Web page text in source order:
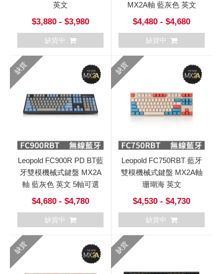
英文
$3,880 - $3,980
缺貨中
MX2A軸 藍灰色 英文
$4,480 - $4,680
缺貨中
缺貨
Leopold FC900R PD BT藍
牙雙模機械式鍵盤 MX2A
軸 藍灰色 英文 5軸可選
$4,680 - $4,780
缺貨中
缺貨
Leopold FC750RBT 藍牙
雙模機械式鍵盤 MX2A軸
珊瑚海 英文
$4,530 - $4,730
缺貨中
缺貨 缺貨